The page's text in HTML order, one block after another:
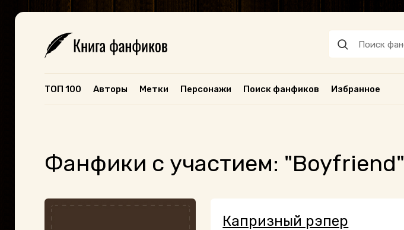
ТОП 100 Авторы Метки Персонажи Поиск фанфиков Избранное
Фанфики с участием: "Boyfriend"
Капризный рэпер